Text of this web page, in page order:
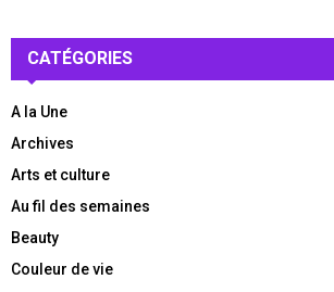
CATÉGORIES
A la Une
Archives
Arts et culture
Au fil des semaines
Beauty
Couleur de vie